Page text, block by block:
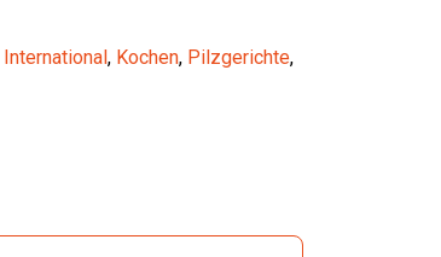
International , Kochen, Pilzgerichte,